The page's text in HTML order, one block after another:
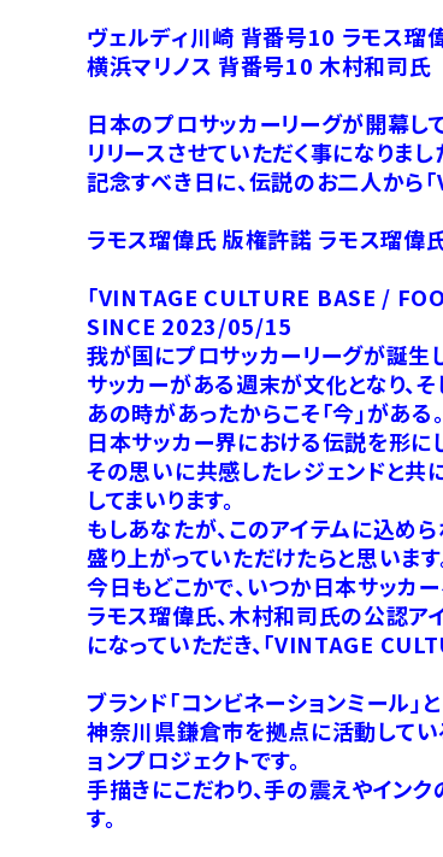
ヴェルディ川崎 背番号10 ラモス瑠
横浜マリノス 背番号10 木村和司氏
日本のプロサッカーリーグが開幕
リリースさせていただく事になりまし
記念すべき日に、伝説のお二人から
ラモス瑠偉氏 版権許諾 ラモス瑠偉
「VINTAGE CULTURE BASE /
SINCE 2023/05/15
我が国にプロサッカーリーグが誕生
サッカーがある週末が文化となり、
あの時があったからこそ「今」がある。
日本サッカー界における伝説を形に
その思いに共感したレジェンドと共
してまいります。
もしあなたが、このアイテムに込め
盛り上がっていただけたらと思います
今日もどこかで、いつか日本サッカ
ラモス瑠偉氏、木村和司氏の公認ア
になっていただき、「VINTAGE
ブランド「コンビネーションミール」
神奈川県鎌倉市を拠点に活動してい
ョンプロジェクトです。
手描きにこだわり、手の震えやイン
す。